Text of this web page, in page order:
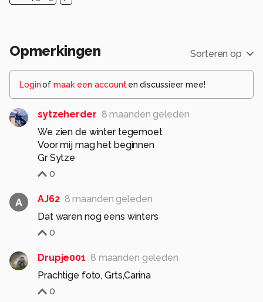
Opmerkingen Sorteren op
Loginof maak een account en discussieer mee!
sytzeherder 8 maanden geleden
We zien de winter tegemoet
Voor mij mag het beginnen
Gr Sytze
0
A AJ62 8 maanden geleden
Dat waren nog eens winters
0
Drupje001 8 maanden geleden
Prachtige foto, Grts,Carina
0